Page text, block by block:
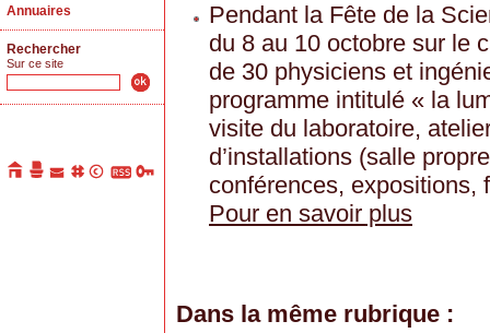
Annuaires
Rechercher
Sur ce site
Pendant la Fête de la
du 8 au 10 octobre sur le
de 30 physiciens et
programme intitulé « la
visite du laboratoire,
d’installations (salle
conférences, expositions,
Pour en savoir plus
Dans la même rubrique :